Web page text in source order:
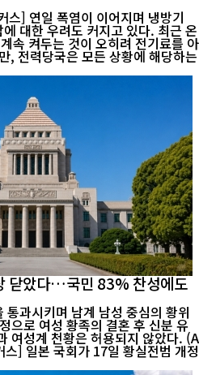
대한 우려도 커지고 있다. 최근 온
속 켜두는 것이 오히려 전기료를 아
, 전력당국은 모든 상황에 해당하는
닫았다…국민 83% 찬성에도
과시키며 남계 남성 중심의 황위
으로 여성 황족의 결혼 후 신분 유
여성계 천황은 허용되지 않았다. (A